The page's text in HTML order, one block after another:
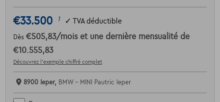
€33.500 1 ✓ TVA déductible
Dès €505,83/mois et une dernière mensualité de
€10.555,83
Découvrez l’exemple chiffré complet
8900 Ieper, BMW - MINI Pautric Ieper